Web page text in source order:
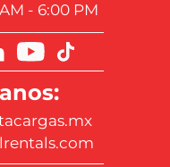
- 6:00 PM